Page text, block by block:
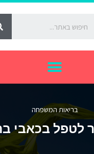
בריאות המשפחה
לטפל בכאבי